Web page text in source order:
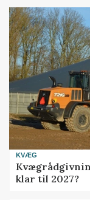
KVÆG
klar til 2027?